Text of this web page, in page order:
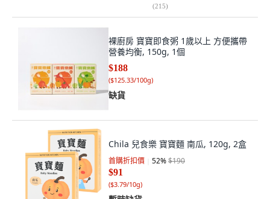
(215)
裸廚房 寶寶即食粥 1歲以上 方便攜帶
營養均衡, 150g, 1個
$188
($125.33/100g)
缺貨
Chila 兒食樂 寶寶麵 南瓜, 120g, 2盒
首購折扣價 52%$190
$91
($3.79/10g)